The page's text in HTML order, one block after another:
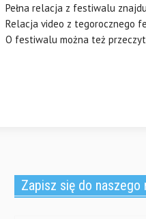
Pełna relacja z festiwalu
Relacja video z tegorocznego
O festiwalu można też
Zapisz się do naszego